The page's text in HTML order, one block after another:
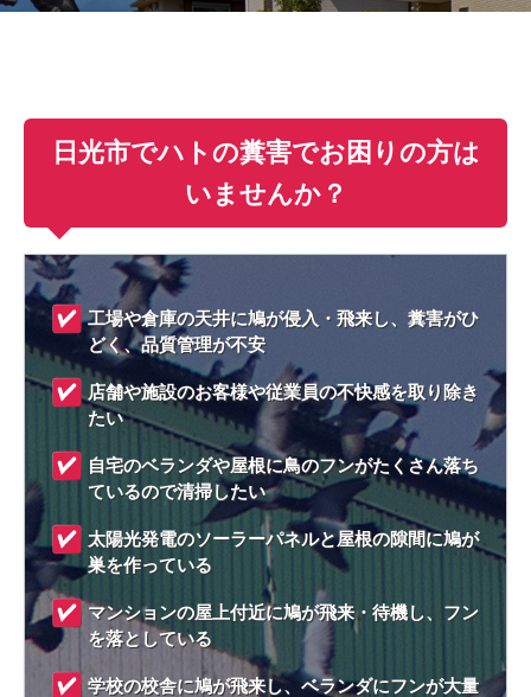
日光市でハトの糞害でお困りの方は
いませんか？
工場や倉庫の天井に鳩が侵入・飛来し、糞害がひ
どく、品質管理が不安
店舗や施設のお客様や従業員の不快感を取り除き
たい
自宅のベランダや屋根に鳥のフンがたくさん落ち
ているので清掃したい
太陽光発電のソーラーパネルと屋根の隙間に鳩が
巣を作っている
マンションの屋上付近に鳩が飛来・待機し、フン
を落としている
学校の校舎に鳩が飛来し、ベランダにフンが大量